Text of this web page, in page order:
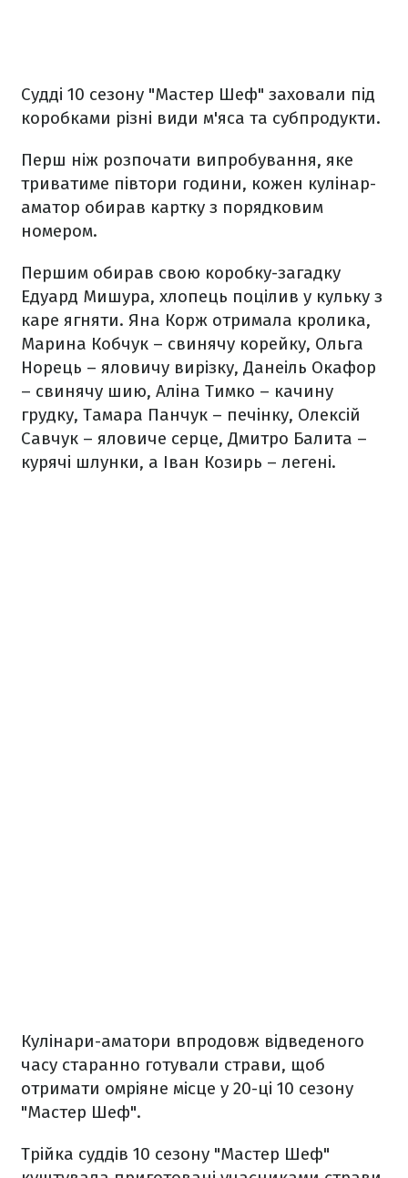
Судді 10 сезону "Мастер Шеф" заховали під
коробками різні види м'яса та субпродукти.
Перш ніж розпочати випробування, яке
триватиме півтори години, кожен кулінар-
аматор обирав картку з порядковим
номером.
Першим обирав свою коробку-загадку
Едуард Мишура, хлопець поцілив у кульку з
каре ягняти. Яна Корж отримала кролика,
Марина Кобчук – свинячу корейку, Ольга
Норець – яловичу вирізку, Данеіль Окафор
– свинячу шию, Аліна Тимко – качину
грудку, Тамара Панчук – печінку, Олексій
Савчук – яловиче серце, Дмитро Балита –
курячі шлунки, а Іван Козирь – легені.
Кулінари-аматори впродовж відведеного
часу старанно готували страви, щоб
отримати омріяне місце у 20-ці 10 сезону
"Мастер Шеф".
Трійка суддів 10 сезону "Мастер Шеф"